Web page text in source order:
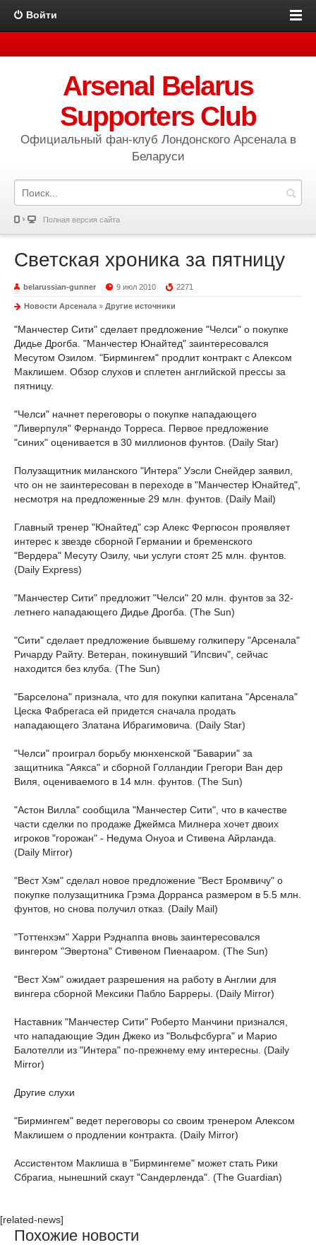
Войти
Arsenal Belarus
Supporters Club
Официальный фан-клуб Лондонского Арсенала в
Беларуси
Полная версия сайта
Светская хроника за пятницу
belarussian-gunner 9 июл 2010 2271
Новости Арсенала » Другие источники
"Манчестер Сити" сделает предложение "Челси" о покупке
Дидье Дрогба. "Манчестер Юнайтед" заинтересовался
Месутом Озилом. "Бирмингем" продлит контракт с Алексом
Маклишем. Обзор слухов и сплетен английской прессы за
пятницу.
"Челси" начнет переговоры о покупке нападающего
"Ливерпуля" Фернандо Торреса. Первое предложение
"синих" оценивается в 30 миллионов фунтов. (Daily Star)
Полузащитник миланского "Интера" Уэсли Снейдер заявил,
что он не заинтересован в переходе в "Манчестер Юнайтед",
несмотря на предложенные 29 млн. фунтов. (Daily Mail)
Главный тренер "Юнайтед" сэр Алекс Фергюсон проявляет
интерес к звезде сборной Германии и бременского
"Вердера" Месуту Озилу, чьи услуги стоят 25 млн. фунтов.
(Daily Express)
"Манчестер Сити" предложит "Челси" 20 млн. фунтов за 32-
летнего нападающего Дидье Дрогба. (The Sun)
"Сити" сделает предложение бывшему голкиперу "Арсенала"
Ричарду Райту. Ветеран, покинувший "Ипсвич", сейчас
находится без клуба. (The Sun)
"Барселона" признала, что для покупки капитана "Арсенала"
Цеска Фабрегаса ей придется сначала продать
нападающего Златана Ибрагимовича. (Daily Star)
"Челси" проиграл борьбу мюнхенской "Баварии" за
защитника "Аякса" и сборной Голландии Грегори Ван дер
Виля, оцениваемого в 14 млн. фунтов. (The Sun)
"Астон Вилла" сообщила "Манчестер Сити", что в качестве
части сделки по продаже Джеймса Милнера хочет двоих
игроков "горожан" - Недума Онуоа и Стивена Айрланда.
(Daily Mirror)
"Вест Хэм" сделал новое предложение "Вест Бромвичу" о
покупке полузащитника Грэма Дорранса размером в 5.5 млн.
фунтов, но снова получил отказ. (Daily Mail)
"Тоттенхэм" Харри Рэднаппа вновь заинтересовался
вингером "Эвертона" Стивеном Пиенааром. (The Sun)
"Вест Хэм" ожидает разрешения на работу в Англии для
вингера сборной Мексики Пабло Барреры. (Daily Mirror)
Наставник "Манчестер Сити" Роберто Манчини признался,
что нападающие Эдин Джеко из "Вольфсбурга" и Марио
Балотелли из "Интера" по-прежнему ему интересны. (Daily
Mirror)
Другие слухи
"Бирмингем" ведет переговоры со своим тренером Алексом
Маклишем о продлении контракта. (Daily Mirror)
Ассистентом Маклиша в "Бирмингеме" может стать Рики
Сбрагиа, нынешний скаут "Сандерленда". (The Guardian)
[related-news]
Похожие новости